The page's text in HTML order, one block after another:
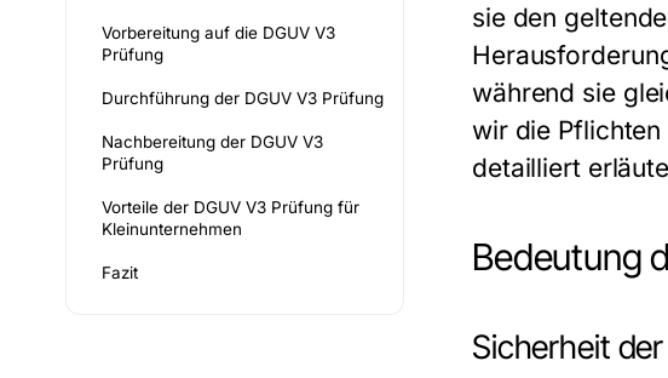
Vorbereitung auf die DGUV V3
Prüfung
Durchführung der DGUV V3 Prüfung
Nachbereitung der DGUV V3
Prüfung
Vorteile der DGUV V3 Prüfung für
Kleinunternehmen
Fazit
sie den
während sie
wir die Pflichten
detailliert
Bedeutung
Sicherheit